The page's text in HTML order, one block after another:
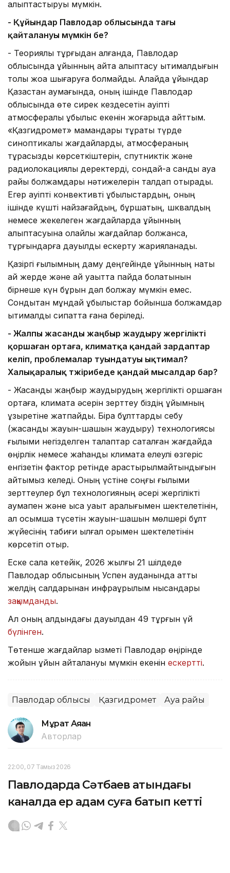
қалыптастыруы мүмкін.
- Құйындар Павлодар облысында тағы
қайталануы мүмкін бе?
- Теориялық тұрғыдан алғанда, Павлодар
облысында құйынның қайта қалыптасу ықтималдығын
толық жоққа шығаруға болмайды. Алайда құйындар
Қазақстан аумағында, оның ішінде Павлодар
облысында өте сирек кездесетін қауіпті
атмосфералық құбылыс екенін жоғарыда айттым.
«Қазгидромет» мамандары тұрақты түрде
синоптикалық жағдайларды, атмосфераның
тұрақсыздық көрсеткіштерін, спутниктік және
радиолокациялық деректерді, сондай-ақ сандық ауа
райы болжамдары нәтижелерін талдап отырады.
Егер қауіпті конвективті құбылыстардың, оның
ішінде күшті найзағайдың, бұршақтың, шквалдың
немесе жекелеген жағдайларда құйынның
қалыптасуына қолайлы жағдайлар болжанса,
тұрғындарға дауылды ескерту жарияланады.
Қазіргі ғылымның даму деңгейінде құйынның нақты
қай жерде және қай уақытта пайда болатынын
бірнеше күн бұрын дәл болжау мүмкін емес.
Сондықтан мұндай құбылыстар бойынша болжамдар
ықтималдық сипатта ғана беріледі.
- Жалпы жасанды жаңбыр жаудыру жергілікті
қоршаған ортаға, климатқа қандай зардаптар
әкеліп, проблемалар туындатуы ықтимал?
Халықаралық тәжірибеде қандай мысалдар бар?
- Жасанды жаңбыр жаудырудың жергілікті қоршаған
ортаға, климатқа әсерін зерттеу біздің ұйымның
құзыретіне жатпайды. Бірақ бұлттарды себу
(жасанды жауын-шашын жаудыру) технологиясы
ғылыми негізделген талаптар сақталған жағдайда
өңірлік немесе жаһандық климатқа елеулі өзгеріс
енгізетін фактор ретінде қарастырылмайтындығын
айтқымыз келеді. Оның үстіне соңғы ғылыми
зерттеулер бұл технологияның әсері жергілікті
аумақпен және қысқа уақыт аралығымен шектелетінін,
ал қосымша түсетін жауын-шашын мөлшері бұлт
жүйесінің табиғи ылғал қорымен шектелетінін
көрсетіп отыр.
Еске сала кетейік, 2026 жылғы 21 шілдеде
Павлодар облысының Успен ауданында қатты
желдің салдарынан инфрақұрылым нысандары
зақымданды.
Ал оның алдындағы дауылдан 49 тұрғын үй
бүлінген.
Төтенше жағдайлар қызметі Павлодар өңірінде
жойқын құйын қайталануы мүмкін екенін ескертті.
Павлодар облысы Қазгидромет Ауа райы
Мұрат Аяған
Авторлар
22:00, 07 Тамыз 2026
Павлодарда Сәтбаев атындағы
каналда ер адам суға батып кетті